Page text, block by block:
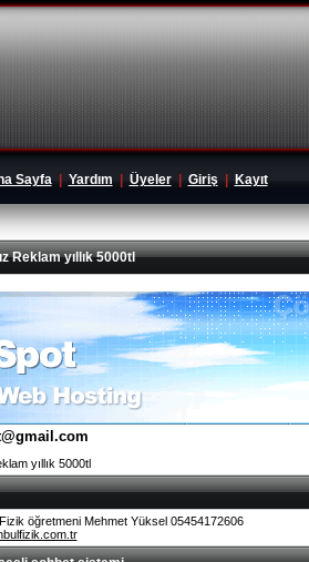
Sayfa| Yardım Üyeler| Giriş| Kayıt
Reklam yıllık 5000tl
yıllık 5000tl
öğretmeni Mehmet Yüksel 05454172606